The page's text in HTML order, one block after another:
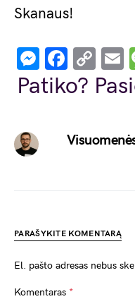
Skanaus!
Patiko?
PARAŠYKITE KOMENTARĄ
El. pašto adresas nebus
Komentaras *